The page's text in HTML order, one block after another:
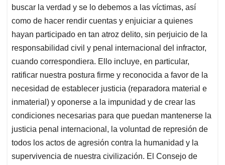
buscar la verdad y se lo debemos a las víctimas, así
como de hacer rendir cuentas y enjuiciar a quienes
hayan participado en tan atroz delito, sin perjuicio de la
responsabilidad civil y penal internacional del infractor,
cuando correspondiera. Ello incluye, en particular,
ratificar nuestra postura firme y reconocida a favor de la
necesidad de establecer justicia (reparadora material e
inmaterial) y oponerse a la impunidad y de crear las
condiciones necesarias para que puedan mantenerse la
justicia penal internacional, la voluntad de represión de
todos los actos de agresión contra la humanidad y la
supervivencia de nuestra civilización. El Consejo de